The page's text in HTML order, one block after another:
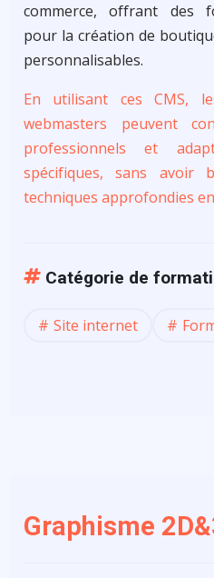
commerce, offrant des
pour la création de
personnalisables.
En utilisant ces CMS,
webmasters peuvent
professionnels et
spécifiques, sans avoir
techniques approfondies
Catégorie de
Site internet
Graphisme